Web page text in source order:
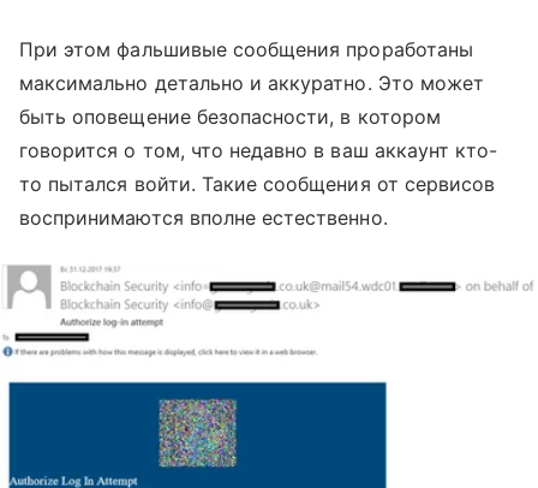
При этом фальшивые сообщения проработаны
максимально детально и аккуратно. Это может
быть оповещение безопасности, в котором
говорится о том, что недавно в ваш аккаунт кто-
то пытался войти. Такие сообщения от сервисов
воспринимаются вполне естественно.